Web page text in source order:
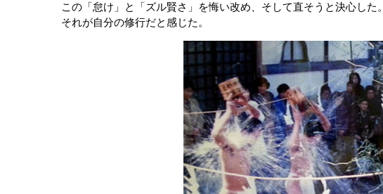
この「怠け」と「ズル賢さ」を悔い改め、そして直そうと決心した。
それが自分の修行だと感じた。